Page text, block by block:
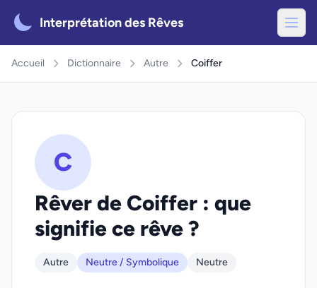
Interprétation des Rêves
Accueil Dictionnaire Autre Coiffer
C
Rêver de Coiffer : que
signifie ce rêve ?
Autre Neutre / Symbolique Neutre